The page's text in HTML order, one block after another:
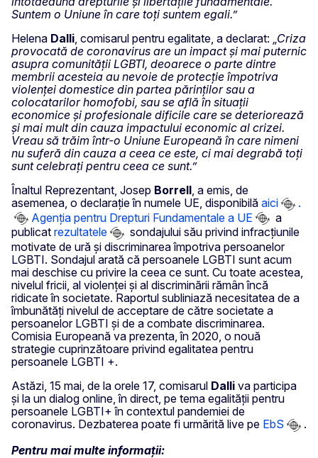
Suntem o Uniune în care toți suntem egali.”
Helena Dalli , comisarul pentru egalitate, a declarat: „Criza
provocată de coronavirus are un impact și mai puternic
asupra comunității LGBTI, deoarece o parte dintre
membrii acesteia au nevoie de protecție împotriva
violenței domestice din partea părinților sau a
colocatarilor homofobi, sau se află în situații
economice și profesionale dificile care se deteriorează
și mai mult din cauza impactului economic al crizei.
Vreau să trăim într-o Uniune Europeană în care nimeni
nu suferă din cauza a ceea ce este, ci mai degrabă toți
sunt celebrați pentru ceea ce sunt.”
Înaltul Reprezentant, Josep Borrell , a emis, de
asemenea, o declarație în numele UE, disponibilă aici
.
Agenția pentru Drepturi Fundamentale a UE
a
publicat rezultatele
sondajului său privind infracțiunile
motivate de ură și discriminarea împotriva persoanelor
LGBTI. Sondajul arată că persoanele LGBTI sunt acum
mai deschise cu privire la ceea ce sunt. Cu toate acestea,
nivelul fricii, al violenței și al discriminării rămân încă
ridicate în societate. Raportul subliniază necesitatea de a
îmbunătăți nivelul de acceptare de către societate a
persoanelor LGBTI și de a combate discriminarea.
Comisia Europeană va prezenta, în 2020, o nouă
strategie cuprinzătoare privind egalitatea pentru
persoanele LGBTI +.
Astăzi, 15 mai, de la orele 17, comisarul Dalli va participa
și la un dialog online, în direct, pe tema egalității pentru
persoanele LGBTI+ în contextul pandemiei de
coronavirus. Dezbaterea poate fi urmărită live pe EbS
.
Pentru mai multe informații: